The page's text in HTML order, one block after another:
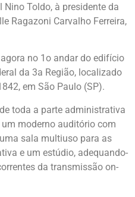
Toldo, à presidente da
Ragazoni Carvalho Ferreira,
no 1o andar do edifício
da 3a Região, localizado
em São Paulo (SP).
toda a parte administrativa
moderno auditório com
sala multiuso para as
e um estúdio, adequando-
da transmissão on-